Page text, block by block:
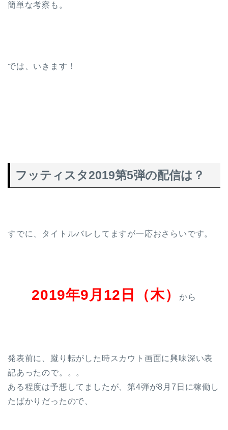
簡単な考察も。
では、いきます！
フッティスタ2019第5弾の配信は？
すでに、タイトルバレしてますが一応おさらいです。
2019年9月12日（木）から
発表前に、蹴り転がした時スカウト画面に興味深い表
記あったので。。。
ある程度は予想してましたが、第4弾が8月7日に稼働し
たばかりだったので、